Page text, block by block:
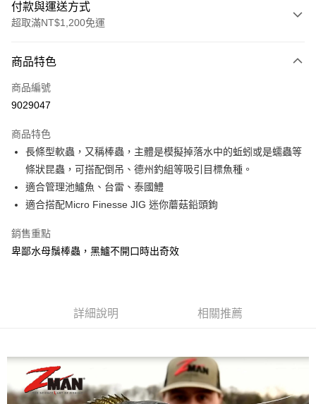
付款與運送方式
超取滿NT$1,200免運
信用卡一次付款
信用卡分期付款
合作金庫商業銀行
華南商業銀行
彰化商業銀行
上海商業儲蓄銀行
台北富邦商業銀行
國泰世華商業銀行
臺灣中小企業銀行
台中商業銀行
聯邦商業銀行
元大商業銀行
永豐商業銀行
超商取貨付款
Apple Pay
街口支付
大哥付你分期
2.付款方式選擇「大哥付你分期」，訂單成立後會自動跳轉到大哥付的交易
流程，驗證手機門號後，選擇欲分期的期數、繳款截止日，確認付款後即完
4.訂單成立30分鐘內，如未前往確認交易或遇審核未通過，訂單將自動取
消。如遇「轉專審核」未通過狀況，表示未達大哥付你分期系統評分，恕無
法說明評估內容。
【繳款方式說明】
１．簡單：不需註冊會員、不需綁卡、不需儲值。
２．便利：只要手機號碼，簡訊認證，即可結帳。
３．安心：先確認商品／服務後，再付款。
貨到付款
運送方式
商品特色
商品編號
9029047
商品特色
長條型軟蟲，又稱棒蟲，主體是模擬掉落水中的蚯蚓或是蠕蟲等
條狀昆蟲，可搭配倒吊、德州釣組等吸引目標魚種。
適合管理池鱸魚、台雷、泰國鱧
適合搭配Micro Finesse JIG 迷你蘑菇鉛頭鉤
銷售重點
卑鄙水母鬚棒蟲，黑鱸不開口時出奇效
詳細說明 相關推薦